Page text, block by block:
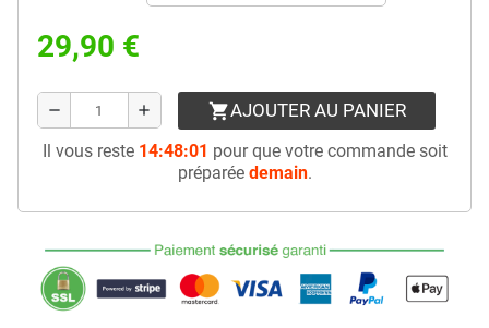
29,90 €
remove add shopping_cartAJOUTER AU PANIER
Il vous reste 14:48:01 pour que votre commande soit
préparée demain.